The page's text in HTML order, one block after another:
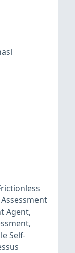
Agent,
,
Self-